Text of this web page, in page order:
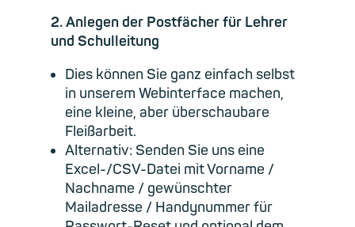
2. Anlegen der Postfächer für Lehrer
und Schulleitung
Dies können Sie ganz einfach selbst
in unserem Webinterface machen,
eine kleine, aber überschaubare
Fleißarbeit.
Alternativ: Senden Sie uns eine
Excel-/CSV-Datei mit Vorname /
Nachname / gewünschter
Mailadresse / Handynummer für